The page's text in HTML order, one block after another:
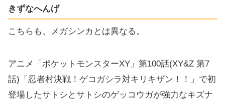
きずなへんげ
こちらも、メガシンカとは異なる。
アニメ「ポケットモンスターXY」第100話(XY&Z 第7
話)「忍者村決戦！ゲコガシラ対キリキザン！！」で初
登場したサトシとサトシのゲッコウガが強力なキズナ